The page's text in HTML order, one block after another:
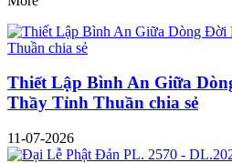
Thiết Lập Bình An Giữa
Thầy Tỉnh Thuần chia sẻ
11-07-2026